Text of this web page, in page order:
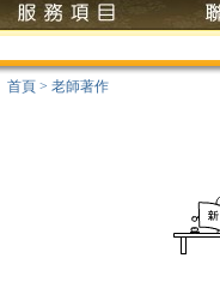
首頁 > 老師著作